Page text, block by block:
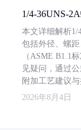
1/4-36UNS-
本文详细解析1/
包括外径、螺
（ASME B1.1
见疑问，通过
附加工艺建议与
2026年8月4日